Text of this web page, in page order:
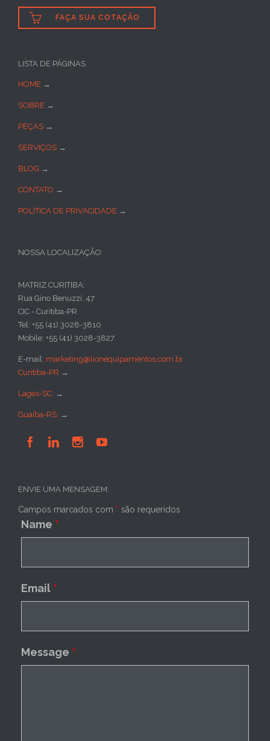
 FAÇA SUA COTAÇÃO
LISTA DE PÁGINAS
HOME →
SOBRE →
PEÇAS →
SERVIÇOS →
BLOG →
CONTATO →
POLÍTICA DE PRIVACIDADE →
NOSSA LOCALIZAÇÃO:
MATRIZ CURITIBA:
Rua Gino Benuzzi, 47
CIC - Curitiba-PR
Tel: +55 (41) 3028-3810
Mobile: +55 (41) 3028-3827
E-mail: marketing@lionequipamentos.com.br
Curitiba-PR →
Lages-SC: →
Guaíba-RS: →
   
ENVIE UMA MENSAGEM:
Campos marcados com * são requeridos
Name *
Email *
Message *